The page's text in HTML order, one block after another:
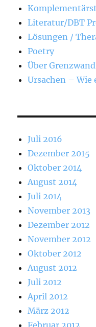
Literatur/DBT
Lösungen /
Poetry
Über
Ursachen –
Juli 2016
Dezember 2015
Oktober 2014
August 2014
Juli 2014
November 2013
Dezember 2012
November 2012
Oktober 2012
August 2012
Juli 2012
April 2012
März 2012